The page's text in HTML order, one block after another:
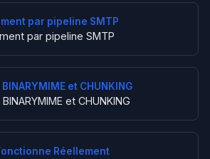
par pipeline SMTP
par pipeline SMTP
et CHUNKING
et CHUNKING
Réellement